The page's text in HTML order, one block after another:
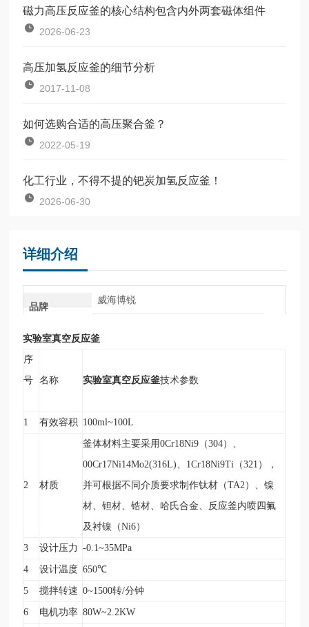
磁力高压反应釜的核心结构包含内外两套磁体组件
2026-06-23
高压加氢反应釜的细节分析
2017-11-08
如何选购合适的高压聚合釜？
2022-05-19
化工行业，不得不提的钯炭加氢反应釜！
2026-06-30
详细介绍
品牌
威海博锐
实验室真空反应釜
序
号
名称 实验室真空反应釜技术参数
1 有效容积 100ml~100L
2 材质
釜体材料主要采用0Cr18Ni9（304）、
00Cr17Ni14Mo2(316L)、1Cr18Ni9Ti（321），
并可根据不同介质要求制作钛材（TA2）、镍
材、钽材、锆材、哈氏合金、反应釜内喷四氟
及衬镍（Ni6）
3 设计压力 -0.1~35MPa
4 设计温度 650℃
5 搅拌转速 0~1500转/分钟
6 电机功率 80W~2.2KW